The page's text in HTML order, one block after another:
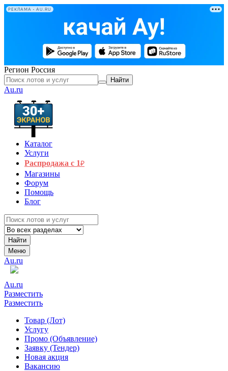
РЕКЛАМА • AU.RU
Регион Россия
Найти
Au.ru
Каталог
Услуги
Распродажа с 1₽
Магазины
Форум
Помощь
Блог
Найти
Меню
Au.ru
Au.ru
Разместить
Разместить
Товар (Лот)
Услугу
Промо (Объявление)
Заявку (Тендер)
Новая акция
Вакансию